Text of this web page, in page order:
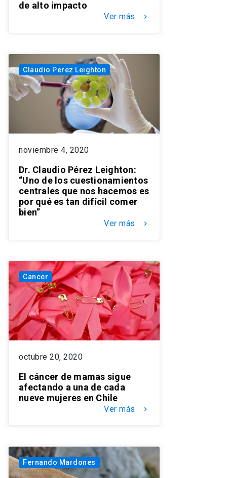
de alto impacto
Ver más keyboard_arrow_right
Claudio Perez Leighton
noviembre 4, 2020
Dr. Claudio Pérez Leighton:
“Uno de los cuestionamientos
centrales que nos hacemos es
por qué es tan difícil comer
bien”
Ver más keyboard_arrow_right
Cancer
octubre 20, 2020
El cáncer de mamas sigue
afectando a una de cada
nueve mujeres en Chile
Ver más keyboard_arrow_right
Fernando Mardones